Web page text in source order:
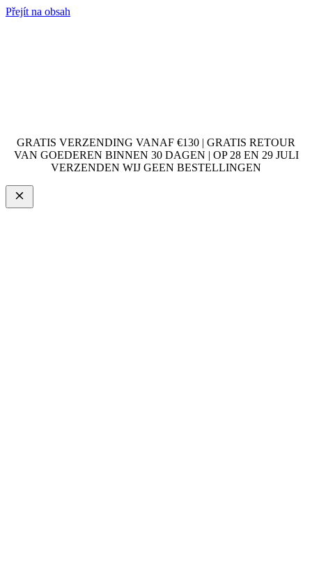
Přejít na obsah
GRATIS VERZENDING VANAF €130 | GRATIS RETOUR
VAN GOEDEREN BINNEN 30 DAGEN | OP 28 EN 29 JULI
VERZENDEN WIJ GEEN BESTELLINGEN